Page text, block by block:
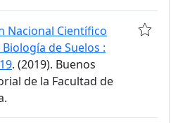
Nacional Científico
de Suelos :
. (2019). Buenos
de la Facultad de